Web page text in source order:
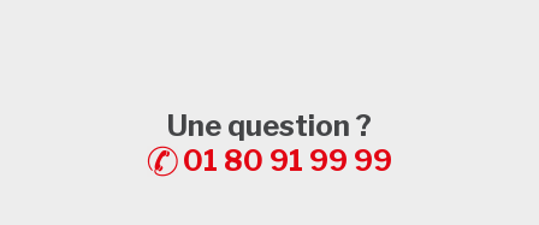
Une question ?
01 80 91 99 99